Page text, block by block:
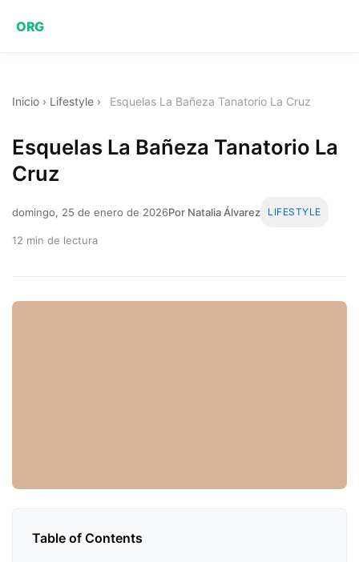
ORG
Inicio › Lifestyle › Esquelas La Bañeza Tanatorio La Cruz
Esquelas La Bañeza Tanatorio La
Cruz
domingo, 25 de enero de 2026Por Natalia Álvarez LIFESTYLE
12 min de lectura
Table of Contents